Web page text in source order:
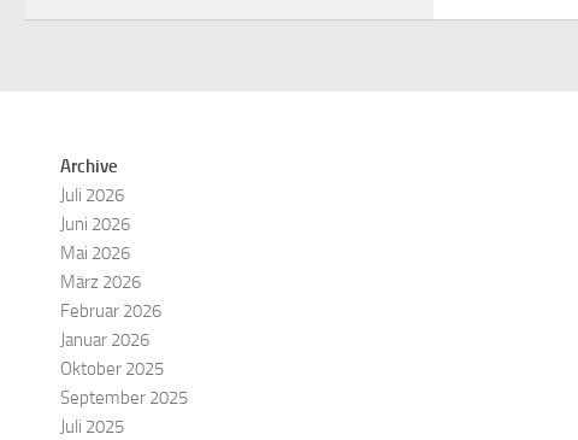
Archive
Juli 2026
Juni 2026
Mai 2026
März 2026
Februar 2026
Januar 2026
Oktober 2025
September 2025
Juli 2025